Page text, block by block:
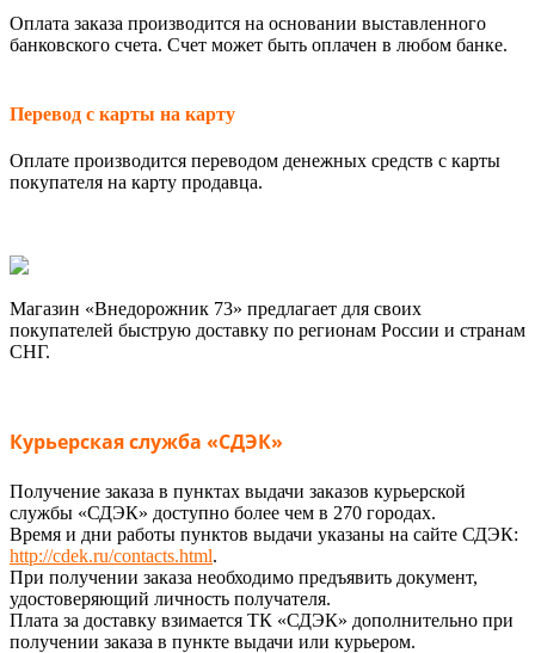
Оплата заказа производится на основании выставленного
банковского счета. Счет может быть оплачен в любом банке.
Перевод с карты на карту
Оплате производится переводом денежных средств с карты
покупателя на карту продавца.
Магазин «Внедорожник 73» предлагает для своих
покупателей быструю доставку по регионам России и странам
СНГ.
Курьерская служба «СДЭК»
Получение заказа в пунктах выдачи заказов курьерской
службы «СДЭК» доступно более чем в 270 городах.
Время и дни работы пунктов выдачи указаны на сайте СДЭК:
http://cdek.ru/contacts.html.
При получении заказа необходимо предъявить документ,
удостоверяющий личность получателя.
Плата за доставку взимается ТК «СДЭК» дополнительно при
получении заказа в пункте выдачи или курьером.